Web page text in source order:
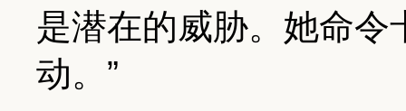
是潜在的威胁。她命
动。”